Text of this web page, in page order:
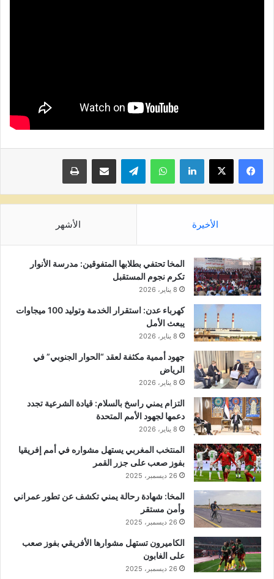
لينكدإن واتساب تيلقرام مشاركة عبر البريد طباعة
الأخيرة الأشهر
المخا تحتفي بطلابها المتفوقين: مدرسة الأنوار
تكرم نجوم المستقبل
8 يناير، 2026
كهرباء عدن: استقرار الخدمة وتوليد 100 ميجاوات
يبعث الأمل
8 يناير، 2026
جهود أممية مكثفة لعقد “الحوار الجنوبي” في
الرياض
8 يناير، 2026
التزام يمني راسخ بالسلام: قيادة الشرعية تجدد
دعمها لجهود الأمم المتحدة
8 يناير، 2026
المنتخب المغربي يستهل مشواره في أمم إفريقيا
بفوز صعب على جزر القمر
26 ديسمبر، 2025
المخا: شهادة رحالة يمني تكشف عن تطور عمراني
وأمن مستقر
26 ديسمبر، 2025
الكاميرون تستهل مشوارها الأفريقي بفوز صعب
على الغابون
26 ديسمبر، 2025